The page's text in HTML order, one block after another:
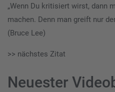
„Wenn Du kritisiert wirst, dann
machen. Denn man greift nur
(Bruce Lee)
>> nächstes Zitat
Neuester